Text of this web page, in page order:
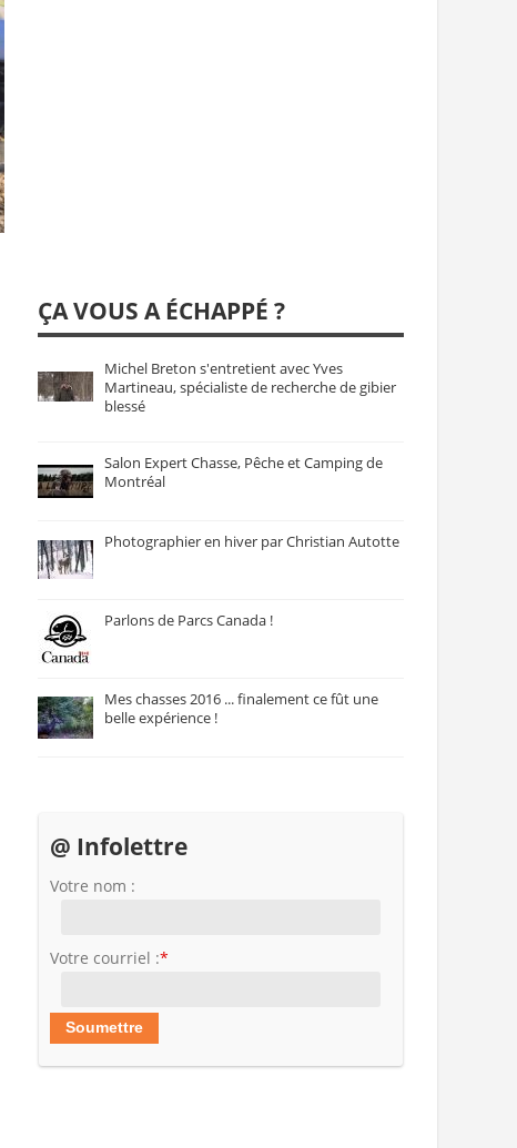
ÇA VOUS A ÉCHAPPÉ ?
Michel Breton s'entretient avec Yves
Martineau, spécialiste de recherche de gibier
blessé
Salon Expert Chasse, Pêche et Camping de
Montréal
Photographier en hiver par Christian Autotte
Parlons de Parcs Canada !
Mes chasses 2016 ... finalement ce fût une
belle expérience !
@ Infolettre
Votre nom :
Votre courriel :*